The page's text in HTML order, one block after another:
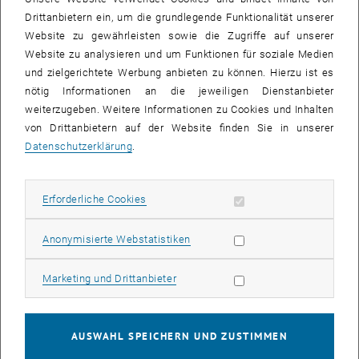
Subseiten von
besser studierbar, sondern auch inhaltlich spannender und
zukunftsfähig zu gestalten.
Die Änderungen im Detail
Die Kernfächer der Verfahrenstechnik wurden gestärkt und um
insgesamt 4 ECTS erweitert. Die Vorlesungen sind jetzt mit Übung
als VU angelegt, wodurch sich der Praxisbezug verstärkt. DieBio-
Verfahrenstechnikist als neue Pflichtlehrveranstaltung im
Forschung und Industrie immer wichtiger wird.
Entsprechend den Empfehlungen der Gutachter_innen sind nun
Bedürfnisse in der Verfahrenstechnik angepasst bzw. inhaltlich
Die, als für den Studienerfolg besonders kritisch identifizierten,
Mechanik 1 Lehrveranstaltungen wurden in einerneuen VU
Drittanbietern ein, um die grundlegende Funktionalität unserer
Website zu gewährleisten sowie die Zugriffe auf unserer
Website zu analysieren und um Funktionen für soziale Medien
und zielgerichtete Werbung anbieten zu können. Hierzu ist es
nötig Informationen an die jeweiligen Dienstanbieter
weiterzugeben. Weitere Informationen zu Cookies und Inhalten
von Drittanbietern auf der Website finden Sie in unserer
Datenschutzerklärung
Erforderliche Cookies Erforderliche Cookies zulassen
Anonymisierte WebstatistikenStatistik Cookies zulassen
Marketing und DrittanbieterMarketing Cookies zulassen
AUSWAHL SPEICHERN UND ZUSTIMMEN